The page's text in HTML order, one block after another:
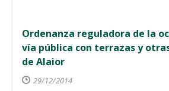
Ordenanza reguladora de la
vía pública con terrazas y
de Alaior
29/12/2014